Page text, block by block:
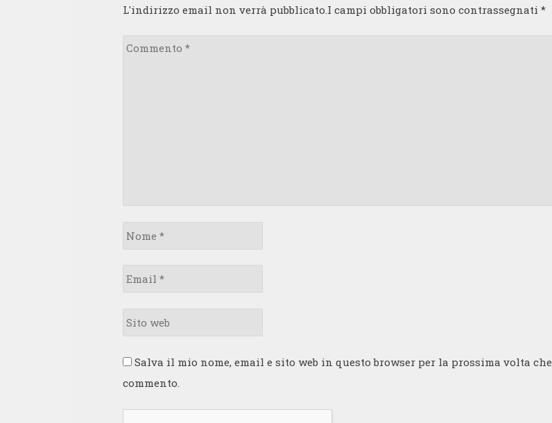
L'indirizzo email non verrà pubblicato.I campi obbligatori sono contrassegnati *
Commento
Nome
*
Email
*
Sito
web
Salva il mio nome, email e sito web in questo browser per la prossima volta che
commento.